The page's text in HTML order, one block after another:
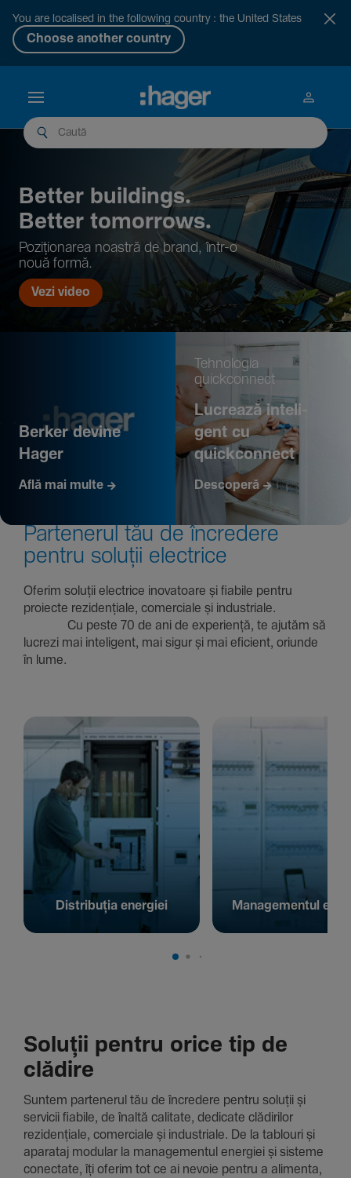
You are localised in the following country : the United States
Choose another country
Better buil­dings.
Better tomor­rows.
Pozi­țio­narea noastră de brand, într-o
nouă formă.
Vezi video
Berker devine
Hager
Află mai multe
Tehno­logia
quickconnect
Lucrează inte­li­
gent cu
quickconnect
Descoperă
Parte­nerul tău de încre­dere
pentru soluții electrice
Oferim soluții electrice inova­toare și fiabile pentru
proiecte rezi­den­țiale, comer­ciale și indus­triale.
Cu peste 70 de ani de expe­riență, te ajutăm să
lucrezi mai inte­li­gent, mai sigur și mai eficient, oriunde
în lume.
Distribuția energiei Managementul
Soluții pentru orice tip de
clădire
Suntem parte­nerul tău de încre­dere pentru soluții și
servicii fiabile, de înaltă cali­tate, dedi­cate clădi­rilor
rezi­den­țiale, comer­ciale și indus­triale. De la tablouri și
aparataj modular la managementul energiei și sisteme
conec­tate, îți oferim tot ce ai nevoie pentru a alimenta,